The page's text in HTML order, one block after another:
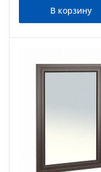
В корзину